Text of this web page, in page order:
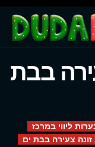
בבת
ליווי במרכז
צעירה בבת ים